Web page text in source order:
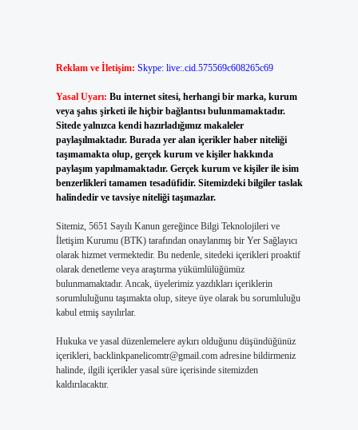
Reklam ve İletişim: Skype: live:.cid.575569c608265c69
Yasal Uyarı: Bu internet sitesi, herhangi bir marka, kurum
veya şahıs şirketi ile hiçbir bağlantısı bulunmamaktadır.
Sitede yalnızca kendi hazırladığımız makaleler
paylaşılmaktadır. Burada yer alan içerikler haber niteliği
taşımamakta olup, gerçek kurum ve kişiler hakkında
paylaşım yapılmamaktadır. Gerçek kurum ve kişiler ile isim
benzerlikleri tamamen tesadüfidir. Sitemizdeki bilgiler taslak
halindedir ve tavsiye niteliği taşımazlar.
Sitemiz, 5651 Sayılı Kanun gereğince Bilgi Teknolojileri ve
İletişim Kurumu (BTK) tarafından onaylanmış bir Yer Sağlayıcı
olarak hizmet vermektedir. Bu nedenle, sitedeki içerikleri proaktif
olarak denetleme veya araştırma yükümlülüğümüz
bulunmamaktadır. Ancak, üyelerimiz yazdıkları içeriklerin
sorumluluğunu taşımakta olup, siteye üye olarak bu sorumluluğu
kabul etmiş sayılırlar.
Hukuka ve yasal düzenlemelere aykırı olduğunu düşündüğünüz
içerikleri, backlinkpanelicomtr@gmail.comadresine bildirmeniz
halinde, ilgili içerikler yasal süre içerisinde sitemizden
kaldırılacaktır.